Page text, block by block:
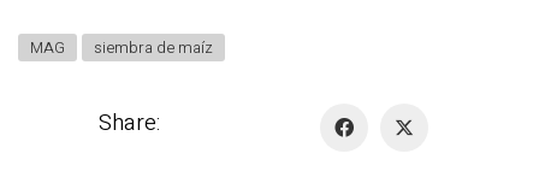
MAG siembra de maíz
Share: